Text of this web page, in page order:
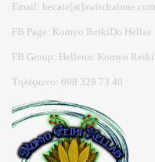
Email: hecate[at]awitchalone.com
FB Page: Komyo ReikiDo Hellas
FB Group: Hellenic Komyo
Τηλέφωνο: 698 329 73 40